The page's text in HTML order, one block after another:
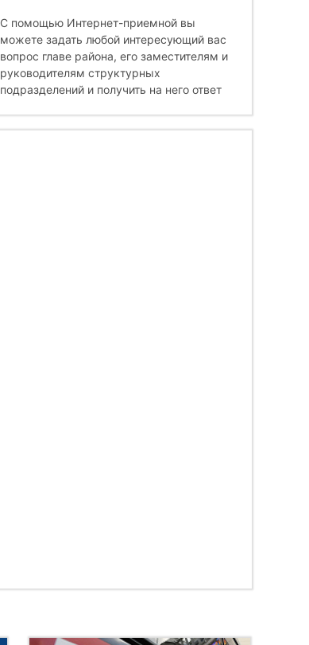
С помощью Интернет-приемной вы
можете задать любой интересующий вас
вопрос главе района, его заместителям и
руководителям структурных
подразделений и получить на него ответ